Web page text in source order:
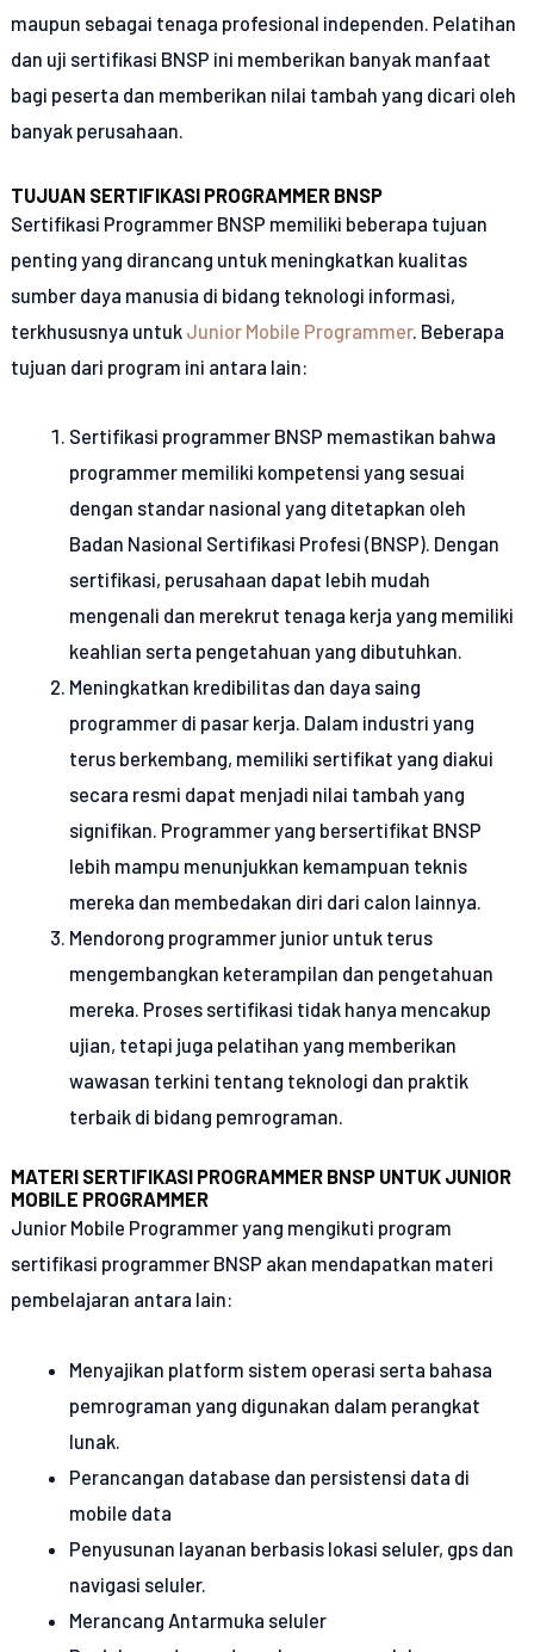
maupun sebagai tenaga profesional independen. Pelatihan
dan uji sertifikasi BNSP ini memberikan banyak manfaat
bagi peserta dan memberikan nilai tambah yang dicari oleh
banyak perusahaan.
TUJUAN SERTIFIKASI PROGRAMMER BNSP
Sertifikasi Programmer BNSP memiliki beberapa tujuan
penting yang dirancang untuk meningkatkan kualitas
sumber daya manusia di bidang teknologi informasi,
terkhususnya untuk Junior Mobile Programmer. Beberapa
tujuan dari program ini antara lain:
Sertifikasi programmer BNSP memastikan bahwa
programmer memiliki kompetensi yang sesuai
dengan standar nasional yang ditetapkan oleh
Badan Nasional Sertifikasi Profesi (BNSP). Dengan
sertifikasi, perusahaan dapat lebih mudah
mengenali dan merekrut tenaga kerja yang memiliki
keahlian serta pengetahuan yang dibutuhkan.
Meningkatkan kredibilitas dan daya saing
programmer di pasar kerja. Dalam industri yang
terus berkembang, memiliki sertifikat yang diakui
secara resmi dapat menjadi nilai tambah yang
signifikan. Programmer yang bersertifikat BNSP
lebih mampu menunjukkan kemampuan teknis
mereka dan membedakan diri dari calon lainnya.
Mendorong programmer junior untuk terus
mengembangkan keterampilan dan pengetahuan
mereka. Proses sertifikasi tidak hanya mencakup
ujian, tetapi juga pelatihan yang memberikan
wawasan terkini tentang teknologi dan praktik
terbaik di bidang pemrograman.
MATERI SERTIFIKASI PROGRAMMER BNSP UNTUK JUNIOR
MOBILE PROGRAMMER
Junior Mobile Programmer yang mengikuti program
sertifikasi programmer BNSP akan mendapatkan materi
pembelajaran antara lain:
Menyajikan platform sistem operasi serta bahasa
pemrograman yang digunakan dalam perangkat
lunak.
Perancangan database dan persistensi data di
mobile data
Penyusunan layanan berbasis lokasi seluler, gps dan
navigasi seluler.
Merancang Antarmuka seluler